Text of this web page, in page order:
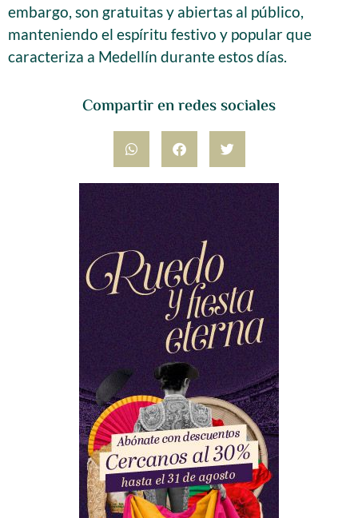
Compartir en redes sociales
embargo, son gratuitas y abiertas al público,
manteniendo el espíritu festivo y popular que
caracteriza a Medellín durante estos días.